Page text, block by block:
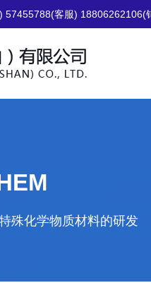
57455788(客服) 18806262106(
殊化学物质材料的研发